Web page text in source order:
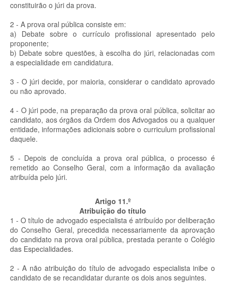
constituirão o júri da prova.
2 - A prova oral pública consiste em:
a) Debate sobre o currículo profissional apresentado pelo
proponente;
b) Debate sobre questões, à escolha do júri, relacionadas com
a especialidade em candidatura.
3 - O júri decide, por maioria, considerar o candidato aprovado
ou não aprovado.
4 - O júri pode, na preparação da prova oral pública, solicitar ao
candidato, aos órgãos da Ordem dos Advogados ou a qualquer
entidade, informações adicionais sobre o curriculum profissional
daquele.
5 - Depois de concluída a prova oral pública, o processo é
remetido ao Conselho Geral, com a informação da avaliação
atribuída pelo júri.
Artigo 11.º
Atribuição do título
1 - O título de advogado especialista é atribuído por deliberação
do Conselho Geral, precedida necessariamente da aprovação
do candidato na prova oral pública, prestada perante o Colégio
das Especialidades.
2 - A não atribuição do título de advogado especialista inibe o
candidato de se recandidatar durante os dois anos seguintes.